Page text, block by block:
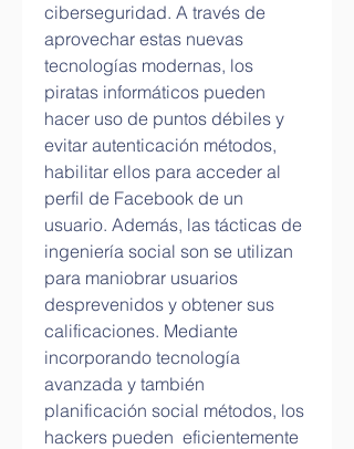
ciberseguridad. A través de
aprovechar estas nuevas
tecnologías modernas, los
piratas informáticos pueden
hacer uso de puntos débiles y
evitar autenticación métodos,
habilitar ellos para acceder al
perfil de Facebook de un
usuario. Además, las tácticas de
ingeniería social son se utilizan
para maniobrar usuarios
desprevenidos y obtener sus
calificaciones. Mediante
incorporando tecnología
avanzada y también
planificación social métodos, los
hackers pueden  eficientemente